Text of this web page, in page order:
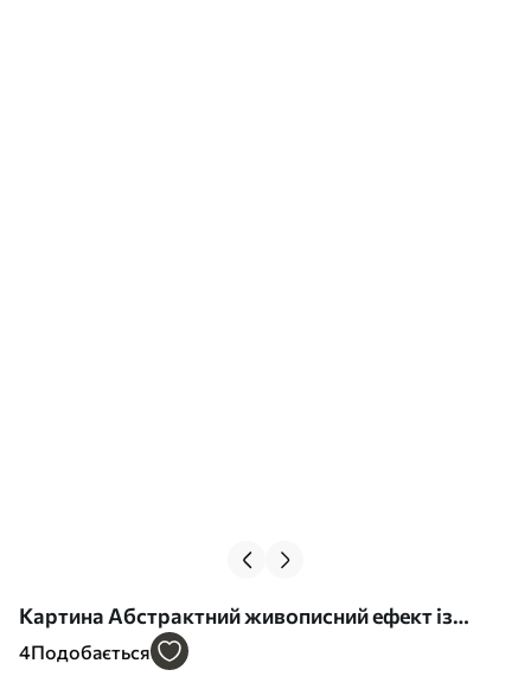
Картина Абстрактний живописний ефект із
плавними синіми лініями, фактурне мистецтво
4Подобається